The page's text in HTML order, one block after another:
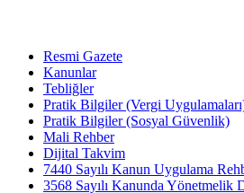
Resmi Gazete
Kanunlar
Tebliğler
Pratik Bilgiler (Vergi
Pratik Bilgiler (Sosyal Güvenlik)
Mali Rehber
Dijital Takvim
7440 Sayılı Kanun Uygulama
3568 Sayılı Kanunda Yönetmelik